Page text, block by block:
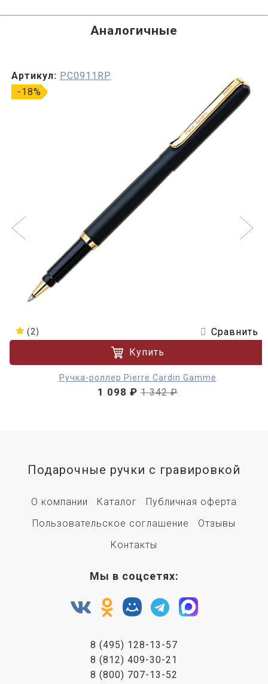
Аналогичные
-18%
Артикул: PC0911RP
(2)
Сравнить
Купить
Ручка-роллер Pierre Cardin Gamme
1 098 ₽ 1 342 ₽
Подарочные ручки с гравировкой
О компании Каталог
Публичная оферта
Пользовательское соглашение
Отзывы
Контакты
Мы в соцсетях:
8 (495) 128-13-57
8 (812) 409-30-21
8 (800) 707-13-52